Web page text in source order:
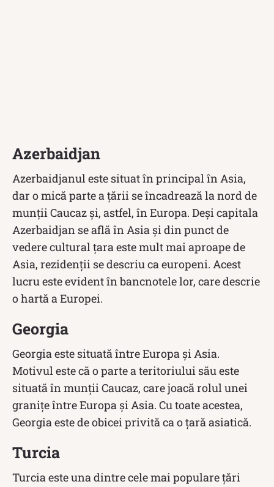
Azerbaidjan
Azerbaidjanul este situat în principal în Asia,
dar o mică parte a țării se încadrează la nord de
munții Caucaz și, astfel, în Europa. Deși capitala
Azerbaidjan se află în Asia și din punct de
vedere cultural țara este mult mai aproape de
Asia, rezidenții se descriu ca europeni. Acest
lucru este evident în bancnotele lor, care descrie
o hartă a Europei.
Georgia
Georgia este situată între Europa și Asia.
Motivul este că o parte a teritoriului său este
situată în munții Caucaz, care joacă rolul unei
granițe între Europa și Asia. Cu toate acestea,
Georgia este de obicei privită ca o țară asiatică.
Turcia
Turcia este una dintre cele mai populare țări